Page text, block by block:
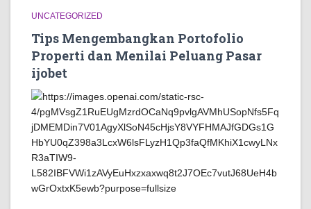
UNCATEGORIZED
Tips Mengembangkan Portofolio
Properti dan Menilai Peluang Pasar
ijobet